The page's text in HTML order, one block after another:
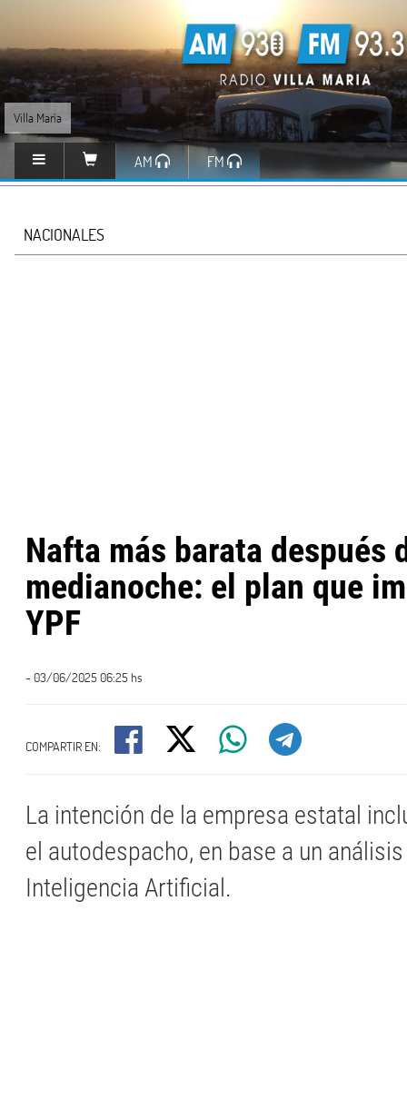
Villa María
AM FM
NACIONALES
Nafta más barata después
medianoche: el plan que
YPF
- 03/06/2025 06:25 hs
COMPARTIR EN:
La intención de la empresa estatal
el autodespacho, en base a un
Inteligencia Artificial.